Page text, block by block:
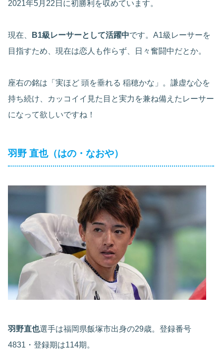
2021年5月22日に初勝利を収めています。
現在、 B1級レーサーとして活躍中です。A1級レーサーを
目指すため、現在は恋人も作らず、日々奮闘中だとか。
座右の銘は「実ほど 頭を垂れる 稲穂かな」。謙虚な心を
持ち続け、カッコイイ見た目と実力を兼ね備えたレーサー
になって欲しいですね！
羽野 直也（はの・なおや）
羽野直也選手は福岡県飯塚市出身の29歳。登録番号
4831・登録期は114期。